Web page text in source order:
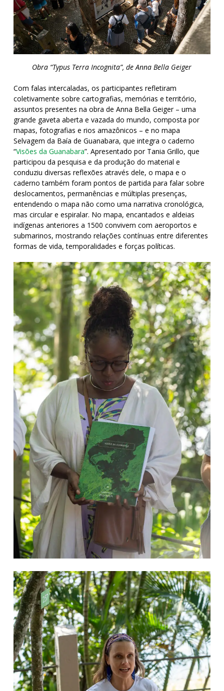
Obra “Typus Terra Incognita”, de Anna Bella Geiger
Com falas intercaladas, os participantes refletiram
coletivamente sobre cartografias, memórias e território,
assuntos presentes na obra de Anna Bella Geiger – uma
grande gaveta aberta e vazada do mundo, composta por
mapas, fotografias e rios amazônicos – e no mapa
Selvagem da Baía de Guanabara, que integra o caderno
“Visões da Guanabara”. Apresentado por Tania Grillo, que
participou da pesquisa e da produção do material e
conduziu diversas reflexões através dele, o mapa e o
caderno também foram pontos de partida para falar sobre
deslocamentos, permanências e múltiplas presenças,
entendendo o mapa não como uma narrativa cronológica,
mas circular e espiralar. No mapa, encantados e aldeias
indígenas anteriores a 1500 convivem com aeroportos e
submarinos, mostrando relações contínuas entre diferentes
formas de vida, temporalidades e forças políticas.